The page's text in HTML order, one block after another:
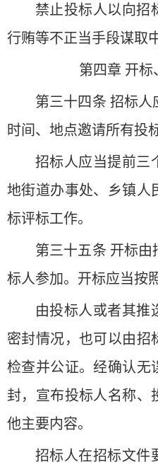
禁止投标人以向招
行贿等不正当手段谋取
第四章 开标
第三十四条 招标
时间、地点邀请所有投
招标人应当提前三
地街道办事处、乡镇人
标评标工作。
第三十五条 开标
标人参加。开标应当按
由投标人或者其推
密封情况，也可以由招
检查并公证。经确认无
封，宣布投标人名称、
他主要内容。
招标人在招标文件